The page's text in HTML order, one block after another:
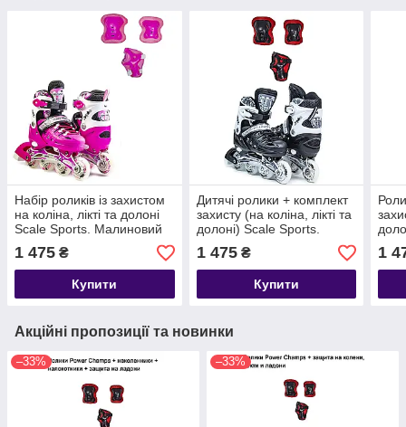
Набір роликів із захистом
на коліна, лікті та долоні
Scale Sports. Малиновий
колір, розмір 34-38
1 475 ₴
Купити
Дитячі ролики + комплект
захисту (на коліна, лікті та
долоні) Scale Sports.
Чорний. Розмір 38-41
1 475₴
Купити
1
Акційні пропозиції та новинки
–33% –33%